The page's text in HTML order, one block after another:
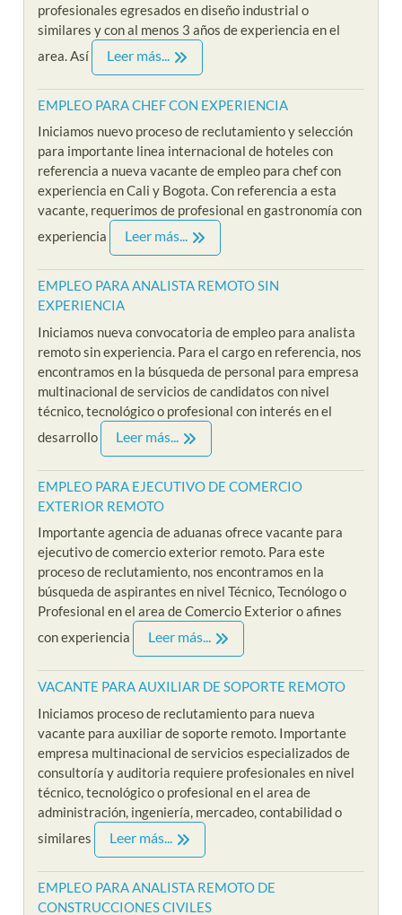
profesionales egresados en diseño industrial o
similares y con al menos 3 años de experiencia en el
area. Así
Leer más...
EMPLEO PARA CHEF CON EXPERIENCIA
Iniciamos nuevo proceso de reclutamiento y selección
para importante linea internacional de hoteles con
referencia a nueva vacante de empleo para chef con
experiencia en Cali y Bogota. Con referencia a esta
vacante, requerimos de profesional en gastronomía con
experiencia
Leer más...
EMPLEO PARA ANALISTA REMOTO SIN
EXPERIENCIA
Iniciamos nueva convocatoria de empleo para analista
remoto sin experiencia. Para el cargo en referencia, nos
encontramos en la búsqueda de personal para empresa
multinacional de servicios de candidatos con nivel
técnico, tecnológico o profesional con interés en el
desarrollo
Leer más...
EMPLEO PARA EJECUTIVO DE COMERCIO
EXTERIOR REMOTO
Importante agencia de aduanas ofrece vacante para
ejecutivo de comercio exterior remoto. Para este
proceso de reclutamiento, nos encontramos en la
búsqueda de aspirantes en nivel Técnico, Tecnólogo o
Profesional en el area de Comercio Exterior o afines
con experiencia
Leer más...
VACANTE PARA AUXILIAR DE SOPORTE REMOTO
Iniciamos proceso de reclutamiento para nueva
vacante para auxiliar de soporte remoto. Importante
empresa multinacional de servicios especializados de
consultoría y auditoria requiere profesionales en nivel
técnico, tecnológico o profesional en el area de
administración, ingeniería, mercadeo, contabilidad o
similares
Leer más...
EMPLEO PARA ANALISTA REMOTO DE
CONSTRUCCIONES CIVILES